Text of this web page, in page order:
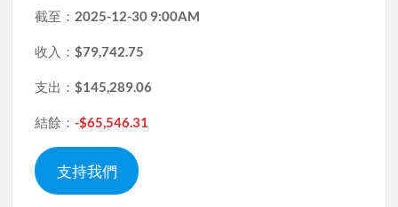
截至： 2025-12-30 9:00AM
收入：$79,742.75
支出：$145,289.06
結餘：-$65,546.31
支持我們